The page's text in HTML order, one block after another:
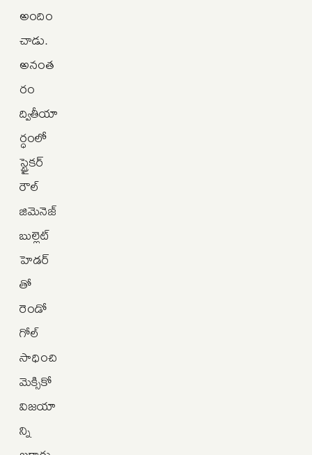
అందిం
చాడు.
అనంత
రం
ద్వితీయా
ర్ధంలో
స్ట్రైకర్
రౌల్
జిమెనెజ్
బుల్లెట్
హెడర్‌
తో
రెండో
గోల్
సాధించి
మెక్సికో
విజయా
న్ని